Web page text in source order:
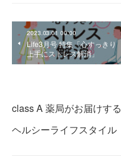
2023.03.01 00:00
Life3月号 特集「心すっきり
上手にストレス解消」
class A 薬局がお届けする
ヘルシーライフスタイル